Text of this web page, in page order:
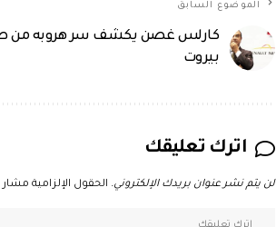
الموضوع السابق
كارلس غصن يكشف سر هروبه من
بيروت
اترك تعليقك
لن يتم نشر عنوان بريدك الإلكتروني. الحقول الإلزامية مشار